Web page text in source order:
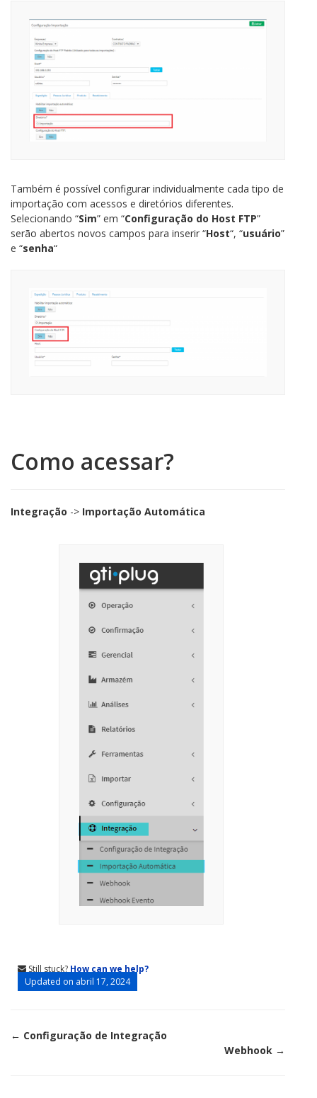
Também é possível configurar individualmente cada tipo de
importação com acessos e diretórios diferentes.
Selecionando “Sim” em “Configuração do Host FTP”
serão abertos novos campos para inserir “Host“, “usuário”
e “senha“
Como acessar?
Integração -> Importação Automática
Still stuck? How can we help?
Updated on abril 17, 2024
Doc
← Configuração de Integração
Webhook →